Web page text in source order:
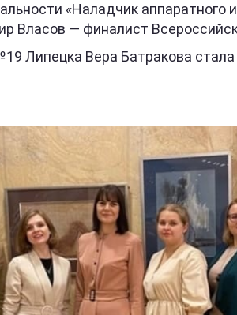
«Наладчик аппаратного
Власов — финалист
Липецка Вера Батракова